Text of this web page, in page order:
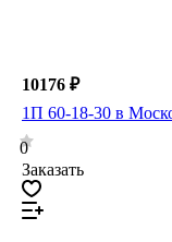
10176 ₽
1П 60-18-30 в
0
Заказать